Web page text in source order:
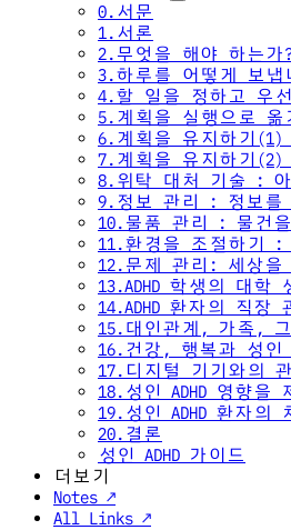
0.서문
1.서론
2.무엇을 해야 하는가
3.하루를 어떻게 보냅
4.할 일을 정하고 우
5.계획을 실행으로 옮
6.계획을 유지하기
7.계획을 유지하기
8.위탁 대처 기술 : 아
9.정보 관리 : 정보를
10.물품 관리 : 물건
11.환경을 조절하기 :
12.문제 관리: 세상을
13.ADHD 학생의 대학
14.ADHD 환자의 직장
15.대인관계, 가족, 그
16.건강, 행복과 성인
17.디지털 기기와의
18.성인 ADHD 영향을
19.성인 ADHD 환자의
20.결론
성인 ADHD 가이드
더보기
Notes ↗
All Links ↗